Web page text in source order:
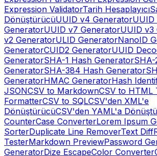
Expression ValidatorTarih Hesaplayıcı
DönüştürücüUUID v4 GeneratorUUID
GeneratorUUID v7 GeneratorUUID v3
v2 GeneratorULID GeneratorNanoID
GeneratorCUID2 GeneratorUUID
GeneratorSHA-1 Hash Generator
GeneratorSHA-384 Hash Generator
GeneratorHMAC GeneratorHash
JSONCSV to MarkdownCSV to HTML
FormatterCSV to SQLCSV'den XML'e
DönüştürücüCSV'den YAML'a
CounterCase ConverterLorem Ipsum
SorterDuplicate Line RemoverText Diff
TesterMarkdown PreviewPassword
GeneratorDize EscapeColor Converter